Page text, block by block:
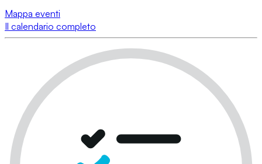
Mappa eventi
Il calendario completo